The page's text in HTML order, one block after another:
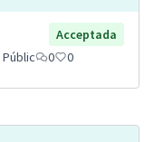
Acceptada
0 0